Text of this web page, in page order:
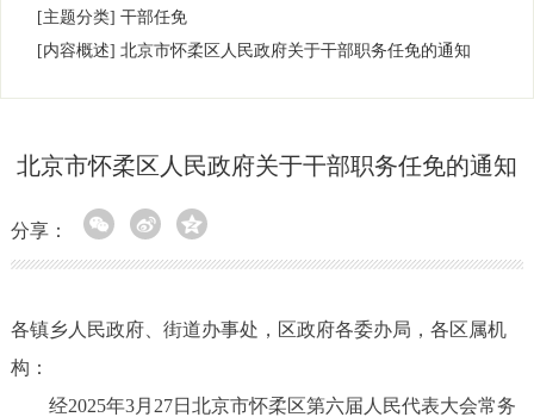
[主题分类] 干部任免
[内容概述] 北京市怀柔区人民政府关于干部职务任免的通知
北京市怀柔区人民政府关于干部职务任免的通知
分享：
各镇乡人民政府、街道办事处，区政府各委办局，各区属机
构：
经2025年3月27日北京市怀柔区第六届人民代表大会常务